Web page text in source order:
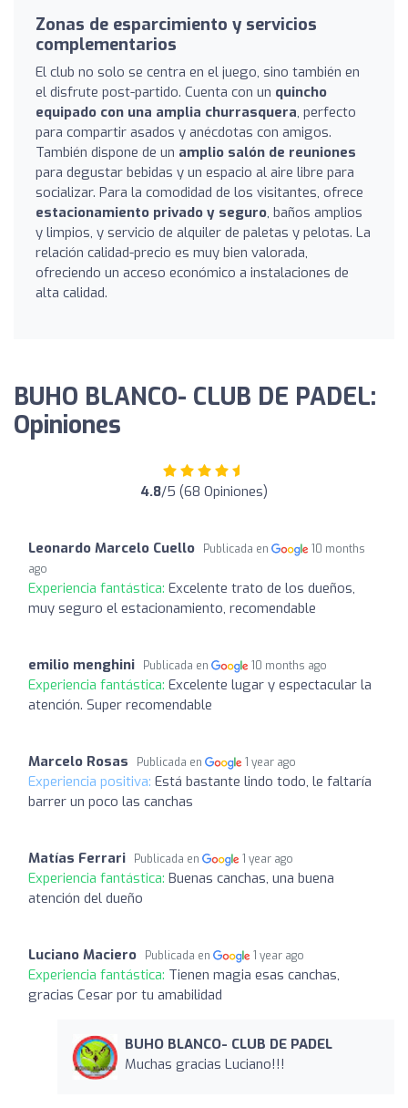
Zonas de esparcimiento y servicios
complementarios
El club no solo se centra en el juego, sino también en
el disfrute post-partido. Cuenta con un quincho
equipado con una amplia churrasquera, perfecto
para compartir asados y anécdotas con amigos.
También dispone de un amplio salón de reuniones
para degustar bebidas y un espacio al aire libre para
socializar. Para la comodidad de los visitantes, ofrece
estacionamiento privado y seguro, baños amplios
y limpios, y servicio de alquiler de paletas y pelotas. La
relación calidad-precio es muy bien valorada,
ofreciendo un acceso económico a instalaciones de
alta calidad.
BUHO BLANCO- CLUB DE PADEL:
Opiniones
4.8/5 (68 Opiniones)
Leonardo Marcelo Cuello Publicada en
10 months
ago
Experiencia fantástica: Excelente trato de los dueños,
muy seguro el estacionamiento, recomendable
emilio menghini Publicada en 10 months ago
Experiencia fantástica: Excelente lugar y espectacular la
atención. Super recomendable
Marcelo Rosas Publicada en 1 year ago
Experiencia positiva: Está bastante lindo todo, le faltaría
barrer un poco las canchas
Matías Ferrari Publicada en 1 year ago
Experiencia fantástica: Buenas canchas, una buena
atención del dueño
Luciano Maciero Publicada en 1 year ago
Experiencia fantástica: Tienen magia esas canchas,
gracias Cesar por tu amabilidad
BUHO BLANCO- CLUB DE PADEL
Muchas gracias Luciano!!!